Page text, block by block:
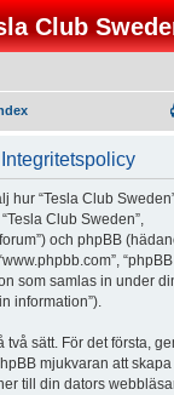
Club
hur “Tesla Club
“Tesla Club Sweden”,
och phpBB
som samlas in under
information”).
sätt. För det första,
mjukvaran att
till din dators